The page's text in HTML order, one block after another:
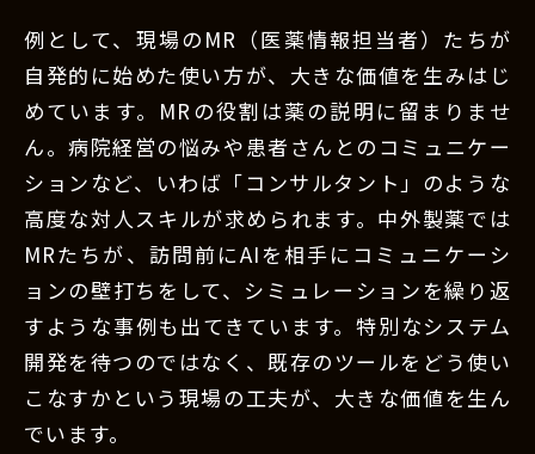
例として、現場のMR（医薬情報担当者）たちが
自発的に始めた使い方が、大きな価値を生みはじ
めています。MRの役割は薬の説明に留まりませ
ん。病院経営の悩みや患者さんとのコミュニケー
ションなど、いわば「コンサルタント」のような
高度な対人スキルが求められます。中外製薬では
MRたちが、訪問前にAIを相手にコミュニケーシ
ョンの壁打ちをして、シミュレーションを繰り返
すような事例も出てきています。特別なシステム
開発を待つのではなく、既存のツールをどう使い
こなすかという現場の工夫が、大きな価値を生ん
でいます。